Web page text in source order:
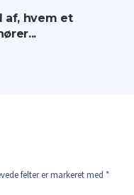
af, hvem et
felter er markeret med *